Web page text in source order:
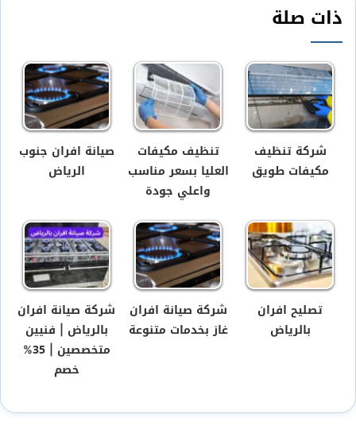
ذات صلة
شركة تنظيف
مكيفات طويق
تنظيف مكيفات
العليا بسعر مناسب
واعلي جودة
صيانة افران جنوب
الرياض
تصليح افران
بالرياض
شركة صيانة افران
غاز بخدمات متنوعة
شركة صيانة افران
بالرياض | فنيين
متخصصين | 35%
خصم